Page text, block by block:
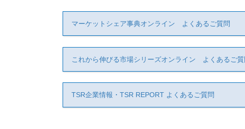
マーケットシェア事典オンライン よくあるご質問
これから伸びる市場シリーズオンライン よくあるご質
TSR企業情報・TSR REPORT よくあるご質問